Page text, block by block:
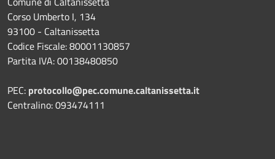
Corso Umberto I, 134
93100 - Caltanissetta
Codice Fiscale: 80001130857
Partita IVA: 00138480850
PEC: protocollo@pec.comune.caltanissetta.it
Centralino: 093474111